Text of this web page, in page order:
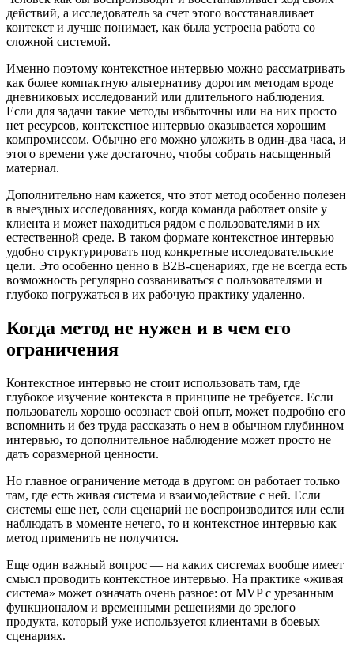
действий, а исследователь за счет этого восстанавливает
контекст и лучше понимает, как была устроена работа со
сложной системой.
Именно поэтому контекстное интервью можно рассматривать
как более компактную альтернативу дорогим методам вроде
дневниковых исследований или длительного наблюдения.
Если для задачи такие методы избыточны или на них просто
нет ресурсов, контекстное интервью оказывается хорошим
компромиссом. Обычно его можно уложить в один-два часа, и
этого времени уже достаточно, чтобы собрать насыщенный
материал.
Дополнительно нам кажется, что этот метод особенно полезен
в выездных исследованиях, когда команда работает onsite у
клиента и может находиться рядом с пользователями в их
естественной среде. В таком формате контекстное интервью
удобно структурировать под конкретные исследовательские
цели. Это особенно ценно в B2B-сценариях, где не всегда есть
возможность регулярно созваниваться с пользователями и
глубоко погружаться в их рабочую практику удаленно.
Когда метод не нужен и в чем его
ограничения
Контекстное интервью не стоит использовать там, где
глубокое изучение контекста в принципе не требуется. Если
пользователь хорошо осознает свой опыт, может подробно его
вспомнить и без труда рассказать о нем в обычном глубинном
интервью, то дополнительное наблюдение может просто не
дать соразмерной ценности.
Но главное ограничение метода в другом: он работает только
там, где есть живая система и взаимодействие с ней. Если
системы еще нет, если сценарий не воспроизводится или если
наблюдать в моменте нечего, то и контекстное интервью как
метод применить не получится.
Еще один важный вопрос — на каких системах вообще имеет
смысл проводить контекстное интервью. На практике «живая
система» может означать очень разное: от MVP с урезанным
функционалом и временными решениями до зрелого
продукта, который уже используется клиентами в боевых
сценариях.